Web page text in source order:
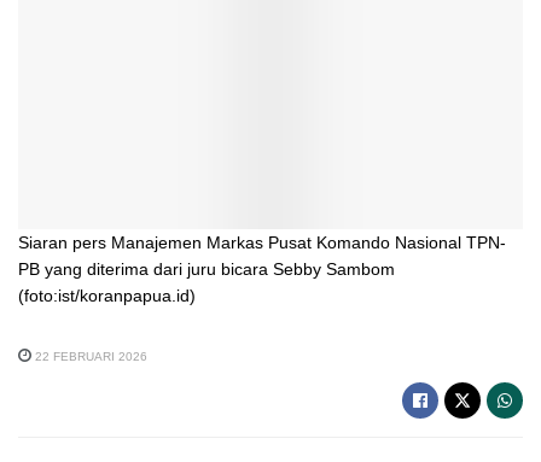
Siaran pers Manajemen Markas Pusat Komando Nasional TPN-
PB yang diterima dari juru bicara Sebby Sambom
(foto:ist/koranpapua.id)
22 FEBRUARI 2026